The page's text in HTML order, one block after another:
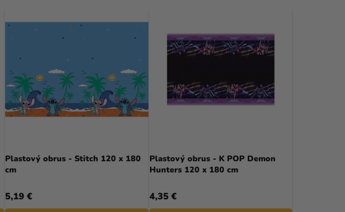
Plastový obrus - Stitch 120 x 180
cm
5,19 €
Plastový obrus - K POP Demon
Hunters 120 x 180 cm
4,35 €